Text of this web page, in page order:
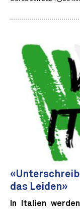
das Leiden»
In Italien